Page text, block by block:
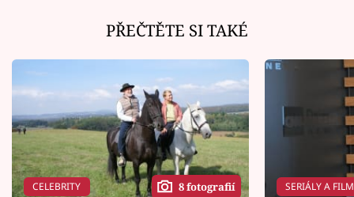
PŘEČTĚTE SI TAKÉ
CELEBRITY 8 fotografií SERIÁLY A